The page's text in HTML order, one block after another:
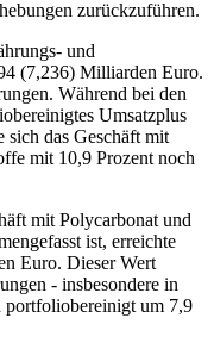
zurückzuführen.
und
(7,236) Milliarden Euro.
Während bei den
Umsatzplus
sich das Geschäft mit
mit 10,9 Prozent noch
mit Polycarbonat und
ist, erreichte
Euro. Dieser Wert
- insbesondere in
portfoliobereinigt um 7,9